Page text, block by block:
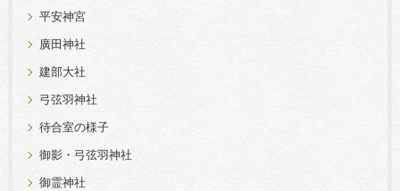
平安神宮
廣田神社
建部大社
弓弦羽神社
待合室の様子
御影・弓弦羽神社
御霊神社